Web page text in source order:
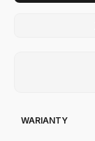
WARIANTY